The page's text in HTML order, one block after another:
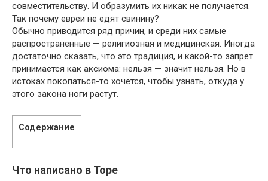
совместительству. И образумить их никак не получается.
Так почему евреи не едят свинину?
Обычно приводится ряд причин, и среди них самые
распространенные — религиозная и медицинская. Иногда
достаточно сказать, что это традиция, и какой-то запрет
принимается как аксиома: нельзя — значит нельзя. Но в
истоках покопаться-то хочется, чтобы узнать, откуда у
этого закона ноги растут.
Содержание
Что написано в Торе